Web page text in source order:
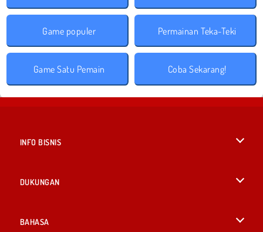
Game populer Permainan Teka-Teki
Game Satu Pemain Coba Sekarang!
INFO BISNIS
DUKUNGAN
BAHASA